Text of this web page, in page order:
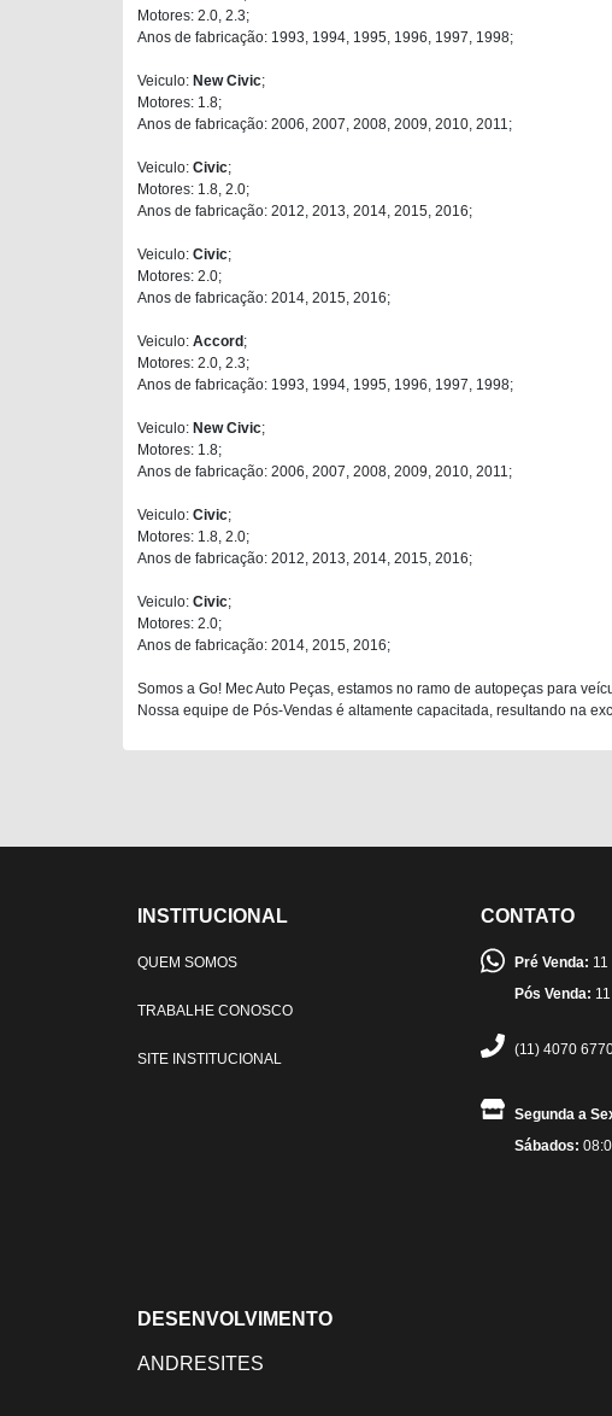
Motores: 2.0, 2.3;
Anos de fabricação: 1993, 1994, 1995, 1996, 1997, 1998;
Veiculo: New Civic;
Motores: 1.8;
Anos de fabricação: 2006, 2007, 2008, 2009, 2010, 2011;
Veiculo: Civic;
Motores: 1.8, 2.0;
Anos de fabricação: 2012, 2013, 2014, 2015, 2016;
Veiculo: Civic;
Motores: 2.0;
Anos de fabricação: 2014, 2015, 2016;
Veiculo: Accord ;
Motores: 2.0, 2.3;
Anos de fabricação: 1993, 1994, 1995, 1996, 1997, 1998;
Veiculo: New Civic;
Motores: 1.8;
Anos de fabricação: 2006, 2007, 2008, 2009, 2010, 2011;
Veiculo: Civic;
Motores: 1.8, 2.0;
Anos de fabricação: 2012, 2013, 2014, 2015, 2016;
Veiculo: Civic;
Motores: 2.0;
Anos de fabricação: 2014, 2015, 2016;
Somos a Go! Mec Auto Peças, estamos no ramo de autopeças para
Nossa equipe de Pós-Vendas é altamente capacitada, resultando na
INSTITUCIONAL
QUEM SOMOS
TRABALHE CONOSCO
SITE INSTITUCIONAL
CONTATO
Pré Venda:
Pós Venda:
(11) 4070
Segunda a
Sábados:
DESENVOLVIMENTO
ANDRESITES